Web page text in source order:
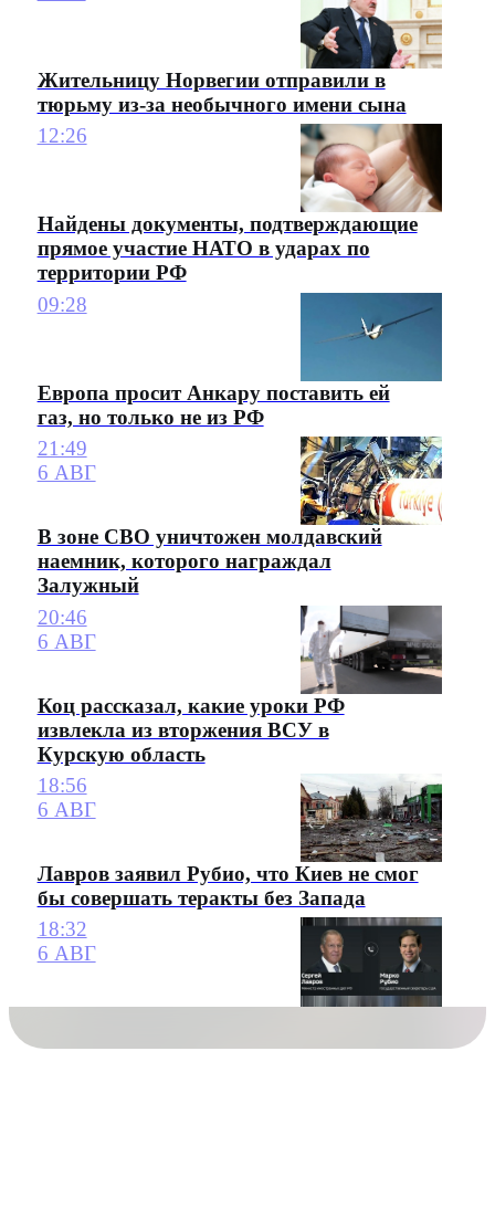
Жительницу Норвегии отправили в
тюрьму из-за необычного имени сына
12:26
Найдены документы, подтверждающие
прямое участие НАТО в ударах по
территории РФ
09:28
Европа просит Анкару поставить ей
газ, но только не из РФ
21:49
6 АВГ
В зоне СВО уничтожен молдавский
наемник, которого награждал
Залужный
20:46
6 АВГ
Коц рассказал, какие уроки РФ
извлекла из вторжения ВСУ в
Курскую область
18:56
6 АВГ
Лавров заявил Рубио, что Киев не смог
бы совершать теракты без Запада
18:32
6 АВГ